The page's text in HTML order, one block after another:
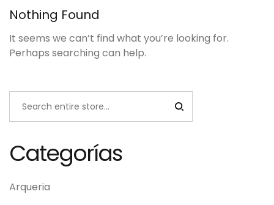
Nothing Found
It seems we can’t find what you’re looking for.
Perhaps searching can help.
Categorías
Arqueria